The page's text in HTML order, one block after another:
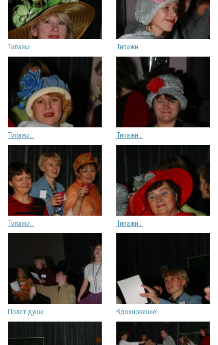
Типажи... Типажи...
Типажи... Типажи...
Типажи... Типажи...
Полет души... Вдохновение!